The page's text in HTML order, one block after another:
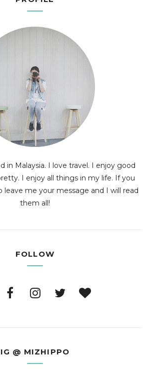
in Malaysia. I love travel. I enjoy good
I enjoy all things in my life. If you
leave me your message and I will read
them all!
FOLLOW
IG @ MIZHIPPO